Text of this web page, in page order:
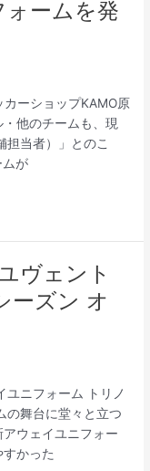
ームを発
ーショップKAMO原
他のチームも、現
担当者）」とのこ
ムが
ヴェント
ーズン オ
ユニフォーム トリノ
の舞台に堂々と立つ
ウェイユニフォー
かった